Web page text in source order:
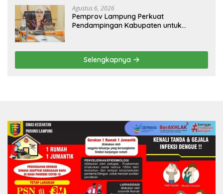
Agustus 6, 2026
Pemprov Lampung Perkuat
Pendampingan Kabupaten untuk
Selengkapnya